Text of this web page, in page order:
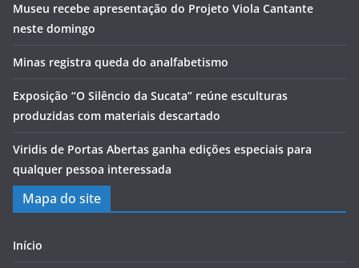
Museu recebe apresentação do Projeto Viola Cantante
neste domingo
Minas registra queda do analfabetismo
Exposição “O Silêncio da Sucata” reúne esculturas
produzidas com materiais descartado
Viridis de Portas Abertas ganha edições especiais para
qualquer pessoa interessada
Mapa do site
Início